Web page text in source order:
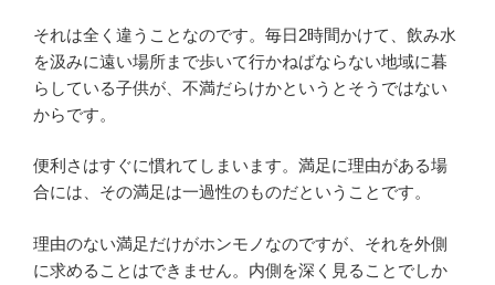
それは全く違うことなのです。毎日2時間かけて、飲み水
を汲みに遠い場所まで歩いて行かねばならない地域に暮
らしている子供が、不満だらけかというとそうではない
からです。
便利さはすぐに慣れてしまいます。満足に理由がある場
合には、その満足は一過性のものだということです。
理由のない満足だけがホンモノなのですが、それを外側
に求めることはできません。内側を深く見ることでしか